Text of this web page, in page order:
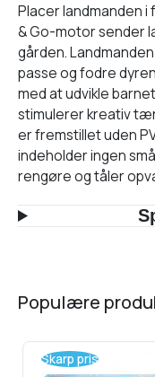
Placer landmanden
& Go-motor sender
gården.
passe og fodre
med at udvikle
stimulerer kreativ
er fremstillet uden
indeholder ingen
rengøre og tåler
populære
Skarp pris